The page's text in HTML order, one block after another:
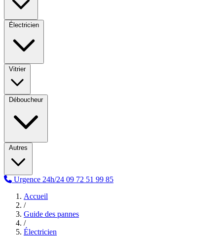
Électricien
Vitrier
Déboucheur
Autres
Urgence 24h/24 09 72 51 99 85
Accueil
/
Guide des pannes
/
Électricien